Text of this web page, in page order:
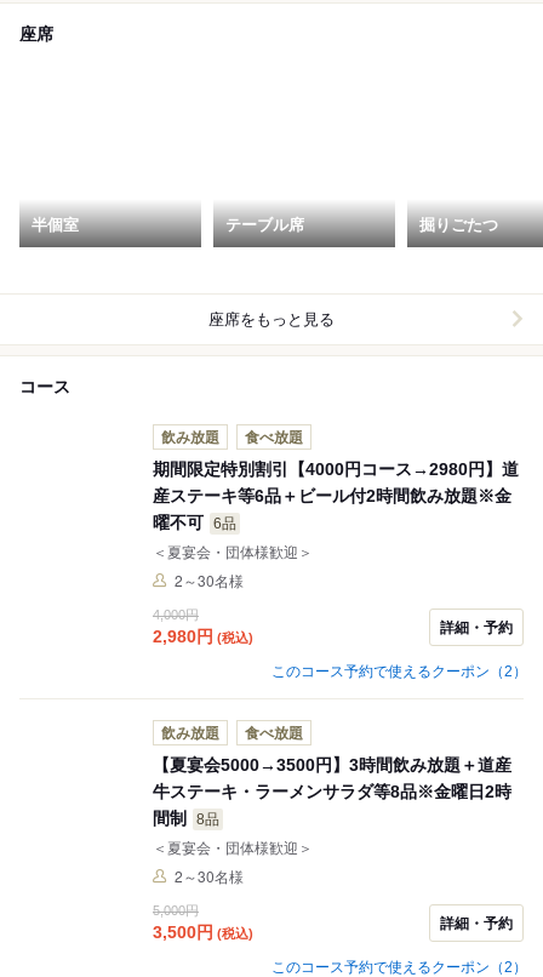
座席
半個室 テーブル席 掘りごたつ
座席をもっと見る
コース
飲み放題 食べ放題
期間限定特別割引【4000円コース→2980円】道
産ステーキ等6品＋ビール付2時間飲み放題※金
曜不可 6品
＜夏宴会・団体様歓迎＞
2～30名様
4,000円
2,980円 (税込)
詳細・予約
このコース予約で使えるクーポン（2）
飲み放題 食べ放題
【夏宴会5000→3500円】3時間飲み放題＋道産
牛ステーキ・ラーメンサラダ等8品※金曜日2時
間制
8品
＜夏宴会・団体様歓迎＞
2～30名様
5,000円
3,500円 (税込)
詳細・予約
このコース予約で使えるクーポン（2）